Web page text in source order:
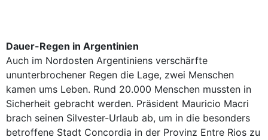
Dauer-Regen in Argentinien
Auch im Nordosten Argentiniens verschärfte
ununterbrochener Regen die Lage, zwei Menschen
kamen ums Leben. Rund 20.000 Menschen mussten in
Sicherheit gebracht werden. Präsident Mauricio Macri
brach seinen Silvester-Urlaub ab, um in die besonders
betroffene Stadt Concordia in der Provinz Entre Rios zu